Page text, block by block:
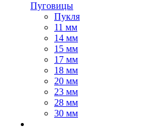
Пуговицы
Пукля
11 мм
14 мм
15 мм
17 мм
18 мм
20 мм
23 мм
28 мм
30 мм